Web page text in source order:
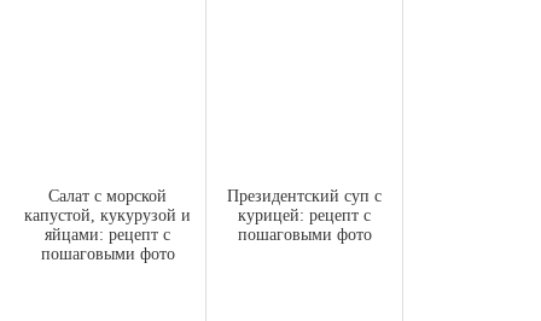
Салат с морской
капустой, кукурузой и
яйцами: рецепт с
пошаговыми фото
Президентский суп с
курицей: рецепт с
пошаговыми фото